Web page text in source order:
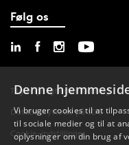
Følg os
Tilgængelighedserklæring
Databeskyttelse på SDU
Cookie-indstillinger
Denne
Vi bruger cookies til at
til sociale medier og til at
oplysninger om din brug af